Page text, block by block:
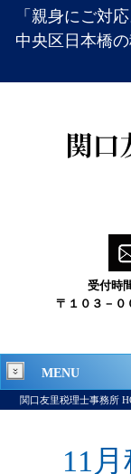
「親身にご対
中央区日本橋
受付時
〒１０３－０
MENU
関口友里税理士事務所
11